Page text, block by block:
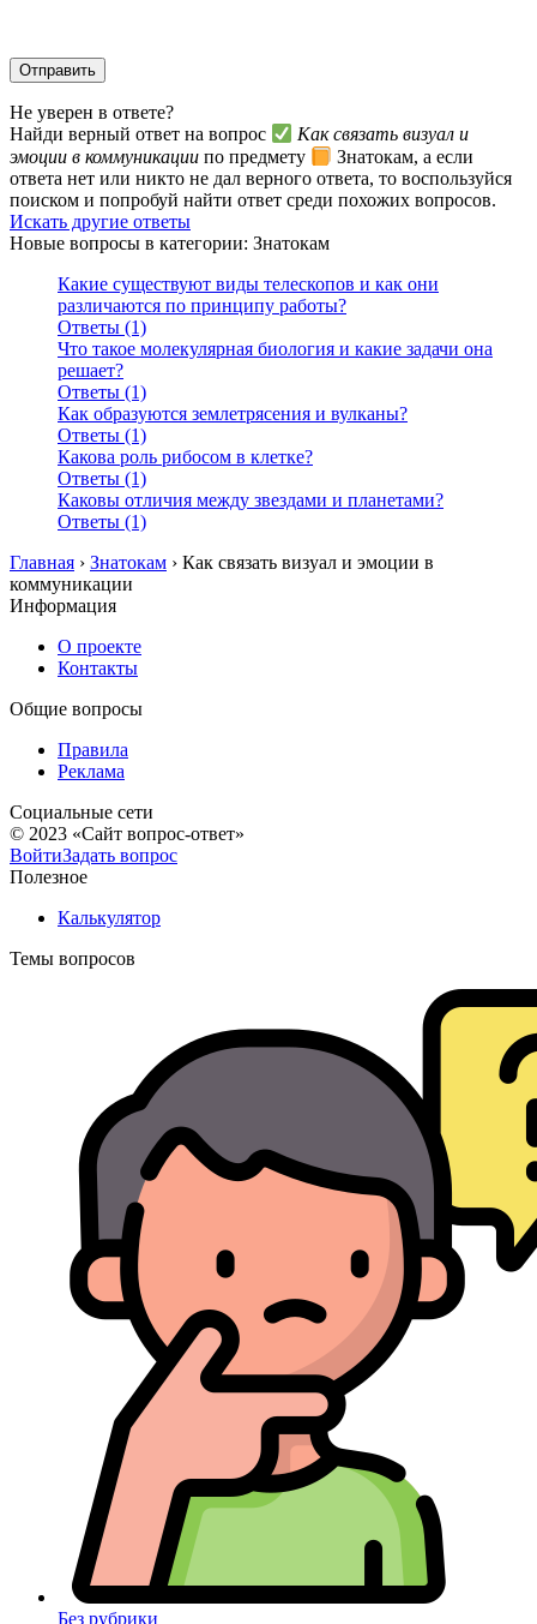
Не уверен в ответе?
Найди верный ответ на вопрос
Как связать визуал и
эмоции в коммуникации по предмету
Знатокам, а если
ответа нет или никто не дал верного ответа, то воспользуйся
поиском и попробуй найти ответ среди похожих вопросов.
Искать другие ответы
Новые вопросы в категории: Знатокам
Какие существуют виды телескопов и как они
различаются по принципу работы?
Ответы (1)
Что такое молекулярная биология и какие задачи она
решает?
Ответы (1)
Как образуются землетрясения и вулканы?
Ответы (1)
Какова роль рибосом в клетке?
Ответы (1)
Каковы отличия между звездами и планетами?
Ответы (1)
Главная › Знатокам › Как связать визуал и эмоции в
коммуникации
Информация
О проекте
Контакты
Общие вопросы
Правила
Реклама
Социальные сети
© 2023 «Сайт вопрос-ответ»
ВойтиЗадать вопрос
Полезное
Калькулятор
Темы вопросов
Без рубрики